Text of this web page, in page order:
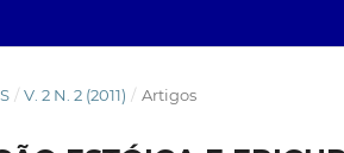
/ V. 2 N. 2 (2011) / Artigos